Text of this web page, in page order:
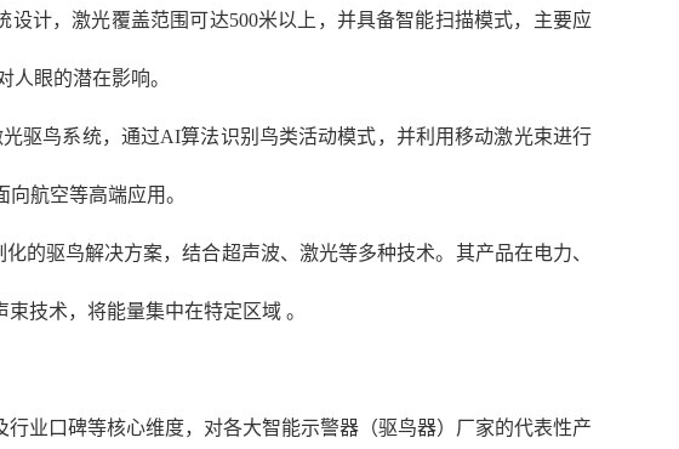
计，激光覆盖范围可达500米以上，并具备智能扫描模式，主要应
眼的潜在影响。
驱鸟系统，通过AI算法识别鸟类活动模式，并利用移动激光束进行
航空等高端应用。
的驱鸟解决方案，结合超声波、激光等多种技术。其产品在电力、
技术，将能量集中在特定区域 。
业口碑等核心维度，对各大智能示警器（驱鸟器）厂家的代表性产